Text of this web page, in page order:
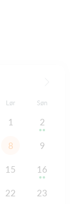
Lør Søn
1 2
8 9
15 16
22 23